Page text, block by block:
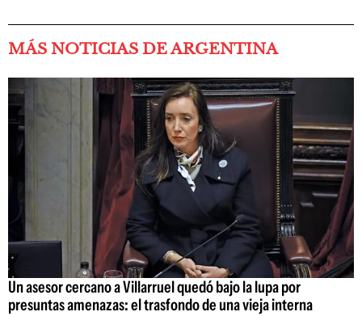
MÁS NOTICIAS DE ARGENTINA
Un asesor cercano a Villarruel quedó bajo la lupa por
presuntas amenazas: el trasfondo de una vieja interna